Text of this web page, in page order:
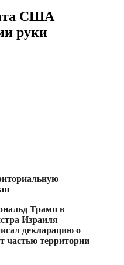
США
руки
Трамп в
Израиля
декларацию о
частью территории